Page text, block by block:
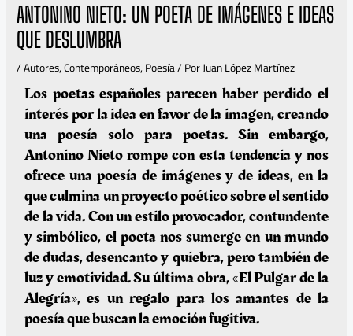
ANTONINO NIETO: UN POETA DE IMÁGENES E IDEAS
QUE DESLUMBRA
/Autores,Contemporáneos,Poesía/ PorJuan López Martínez
Los poetas españoles parecen haber perdido el
interés por la idea en favor de la imagen, creando
una poesía solo para poetas. Sin embargo,
Antonino Nieto rompe con esta tendencia y nos
ofrece una poesía de imágenes y de ideas, en la
que culmina un proyecto poético sobre el sentido
de la vida. Con un estilo provocador, contundente
y simbólico, el poeta nos sumerge en un mundo
de dudas, desencanto y quiebra, pero también de
luz y emotividad. Su última obra, «El Pulgar de la
Alegría», es un regalo para los amantes de la
poesía que buscan la emoción fugitiva.